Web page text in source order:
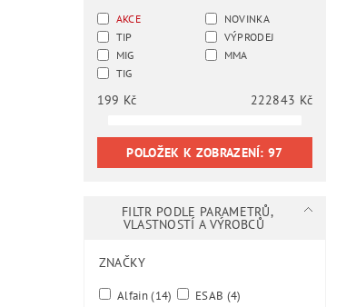
AKCE
NOVINKA
TIP
VÝPRODEJ
MIG
MMA
TIG
199 Kč 222843 Kč
POLOŽEK K ZOBRAZENÍ:97
FILTR PODLE PARAMETRŮ,
VLASTNOSTÍ A VÝROBCŮ
ZNAČKY
Alfain(14) ESAB (4)